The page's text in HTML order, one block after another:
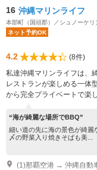
16 沖縄マリンライフ
本部町（国頭郡）／シュノーケ
ネット予約OK
4.2
(8件)
私達沖縄マリンライフは、
レストランが楽しめる一体
から完全プライベートで楽し
“海が綺麗な場所でBBQ”
細い道の先に海の景色が綺麗
〆の野菜入り焼きそばも美...